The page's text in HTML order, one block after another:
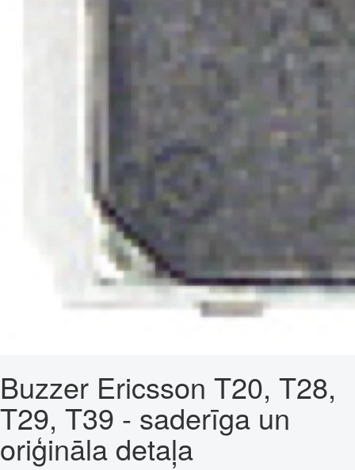
Buzzer Ericsson T20, T28,
T29, T39 - saderīga un
oriģināla detaļa